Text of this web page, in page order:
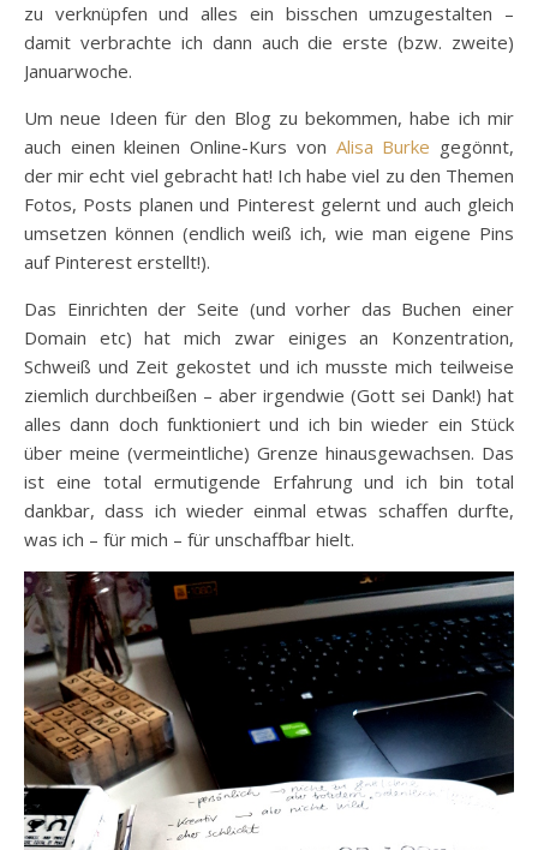
zu verknüpfen und alles ein bisschen umzugestalten –
damit verbrachte ich dann auch die erste (bzw. zweite)
Januarwoche.
Um neue Ideen für den Blog zu bekommen, habe ich mir
auch einen kleinen Online-Kurs von Alisa Burke gegönnt,
der mir echt viel gebracht hat! Ich habe viel zu den Themen
Fotos, Posts planen und Pinterest gelernt und auch gleich
umsetzen können (endlich weiß ich, wie man eigene Pins
auf Pinterest erstellt!).
Das Einrichten der Seite (und vorher das Buchen einer
Domain etc) hat mich zwar einiges an Konzentration,
Schweiß und Zeit gekostet und ich musste mich teilweise
ziemlich durchbeißen – aber irgendwie (Gott sei Dank!) hat
alles dann doch funktioniert und ich bin wieder ein Stück
über meine (vermeintliche) Grenze hinausgewachsen. Das
ist eine total ermutigende Erfahrung und ich bin total
dankbar, dass ich wieder einmal etwas schaffen durfte,
was ich – für mich – für unschaffbar hielt.